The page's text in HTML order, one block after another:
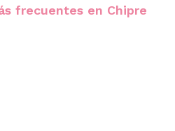
frecuentes en Chipre